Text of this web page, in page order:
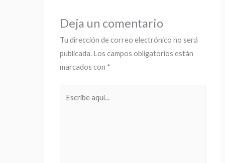
Deja un comentario
Tu dirección de correo electrónico no será
publicada. Los campos obligatorios están
marcados con *